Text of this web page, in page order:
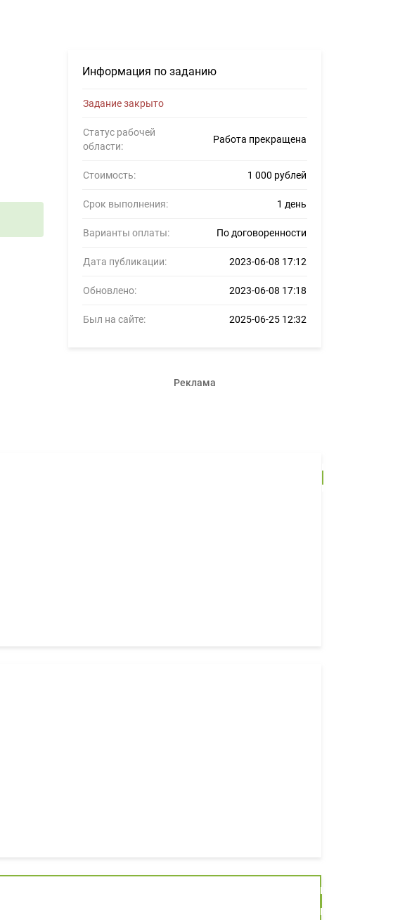
Информация по заданию
Задание закрыто
Статус рабочей
области:
Работа прекращена
Стоимость: 1 000 рублей
Срок выполнения: 1 день
Варианты оплаты: По договоренности
Дата публикации: 2023-06-08 17:12
Обновлено: 2023-06-08 17:18
Был на сайте: 2025-06-25 12:32
Реклама